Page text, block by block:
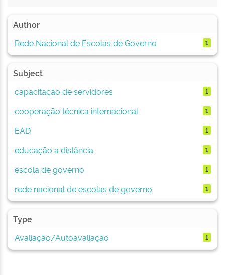
Author
Rede Nacional de Escolas de Governo
1
Subject
capacitação de servidores
1
cooperação técnica internacional 1
EAD 1
educação a distância 1
escola de governo 1
rede nacional de escolas de governo 1
Type
Avaliação/Autoavaliação
1